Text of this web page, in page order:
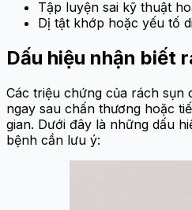
Tập luyện sai kỹ thuật
Dị tật khớp hoặc yếu tố
Dấu hiệu nhận biết
Các triệu chứng của rách sụn
ngay sau chấn thương hoặc
gian. Dưới đây là những dấu
bệnh cần lưu ý: